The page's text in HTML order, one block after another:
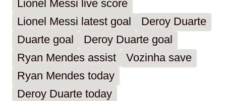
Lionel Messi live score
Lionel Messi latest goal
Deroy Duarte
Duarte goal
Deroy Duarte goal
Ryan Mendes assist
Vozinha save
Ryan Mendes today
Deroy Duarte today